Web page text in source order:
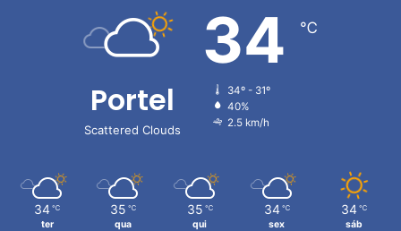
Portel
Scattered Clouds
34 ℃
34º - 31º
40%
2.5 km/h
34 ℃
ter
35 ℃
qua
35 ℃
qui
34 ℃
sex
34 ℃
sáb